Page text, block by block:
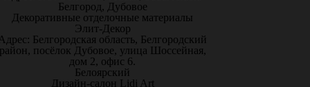
Белгород, Дубовое
Декоративные отделочные материалы
Элит-Декор
Белгородская область, Белгородский
посёлок Дубовое, улица Шоссейная,
дом 2, офис 6.
Белоярский
Дизайн-салон Lidi Art